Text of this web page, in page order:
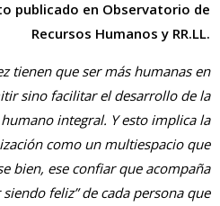
publicado en Observatorio de
Recursos Humanos y RR.LL.
tienen que ser más humanas en
sino facilitar el desarrollo de la
integral. Y esto implica la
como un multiespacio que
bien, ese confiar que acompaña
feliz” de cada persona que